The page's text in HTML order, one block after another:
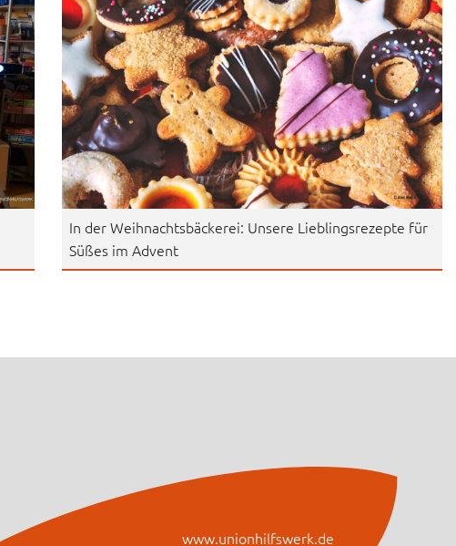
In der Weihnachtsbäckerei: Unsere Lieblingsrezepte für
Süßes im Advent
www.unionhilfswerk.de